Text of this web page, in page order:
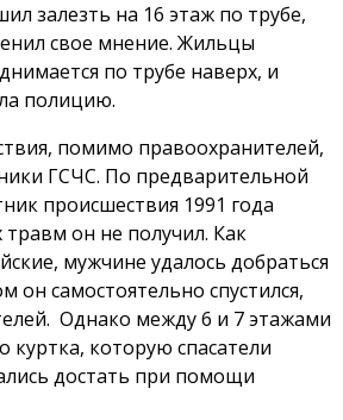
залезть на 16 этаж по трубе,
свое мнение. Жильцы
по трубе наверх, и
полицию.
помимо правоохранителей,
ГСЧС. По предварительной
происшествия 1991 года
он не получил. Как
мужчине удалось добраться
он самостоятельно спустился,
Однако между 6 и 7 этажами
куртка, которую спасатели
достать при помощи